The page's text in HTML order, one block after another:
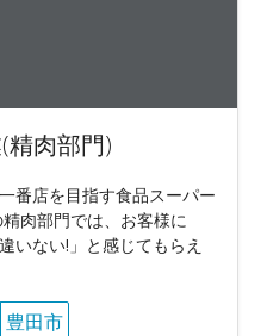
精肉部門)
番店を目指す食品スーパー
肉部門では、お客様に
いない!」と感じてもらえ
豊田市